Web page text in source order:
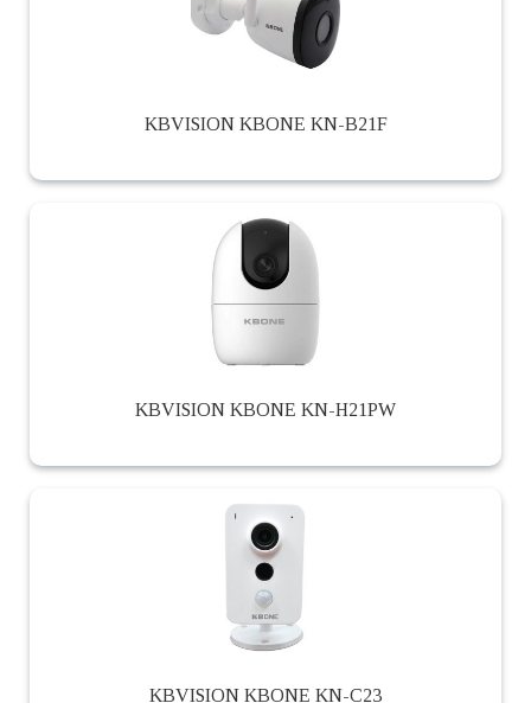
KBVISION KBONE KN-B21F
KBVISION KBONE KN-H21PW
KBVISION KBONE KN-C23